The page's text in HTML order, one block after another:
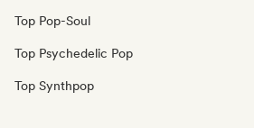
Top Pop-Soul
Top Psychedelic Pop
Top Synthpop